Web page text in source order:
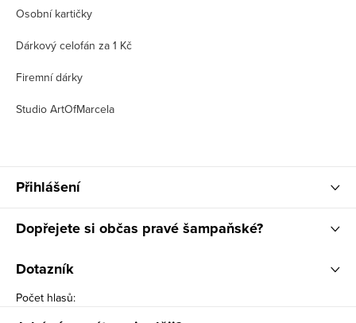
Osobní kartičky
Dárkový celofán za 1 Kč
Firemní dárky
Studio ArtOfMarcela
Přihlášení
Dopřejete si občas pravé šampaňské?
Dotazník
Počet hlasů: